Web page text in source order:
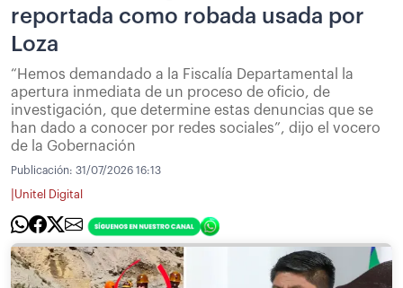
reportada como robada usada por
Loza
“Hemos demandado a la Fiscalía Departamental la
apertura inmediata de un proceso de oficio, de
investigación, que determine estas denuncias que se
han dado a conocer por redes sociales”, dijo el vocero
de la Gobernación
Publicación: 31/07/2026 16:13
Unitel Digital